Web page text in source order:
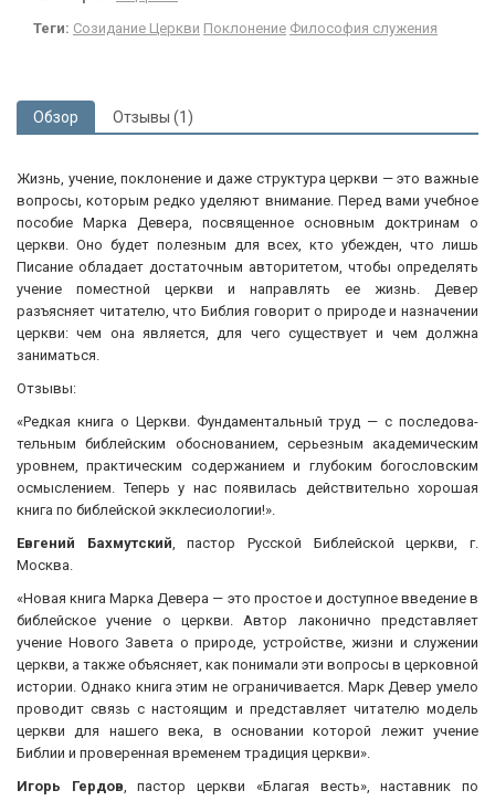
Теги: Созидание Церкви Поклонение Философия служения
Обзор Отзывы (1)
Жизнь, учение, поклонение и даже структура церкви — это важ­ные
вопросы, которым редко уделяют внимание. Перед вами учебное
пособие Марка Девера, посвященное основным доктри­нам о
церкви. Оно будет полезным для всех, кто убежден, что лишь
Писание обладает достаточным авторитетом, чтобы опре­делять
учение поместной церкви и направлять ее жизнь. Девер
разъясняет читателю, что Библия говорит о природе и назначе­нии
церкви: чем она является, для чего существует и чем должна
заниматься.
Отзывы:
«Редкая книга о Церкви. Фундаментальный труд — с последова­
тельным библейским обоснованием, серьезным академическим
уровнем, практическим содержанием и глубоким богословским
осмыслением. Теперь у нас появилась действительно хорошая
книга по библейской экклесиологии!».
Евгений Бахмутский , пастор Русской Библейской церкви, г.
Москва.
«Новая книга Марка Девера — это простое и доступное введение в
библейское учение о церкви. Автор лаконично представляет
учение Нового Завета о природе, устройстве, жизни и служении
церкви, а также объясняет, как понимали эти вопросы в церков­ной
истории. Однако книга этим не ограничивается. Марк Де­вер умело
проводит связь с настоящим и представляет читате­лю модель
церкви для нашего века, в основании которой лежит учение
Библии и проверенная временем традиция церкви».
Игорь Гердов , пастор церкви «Благая весть», наставник по